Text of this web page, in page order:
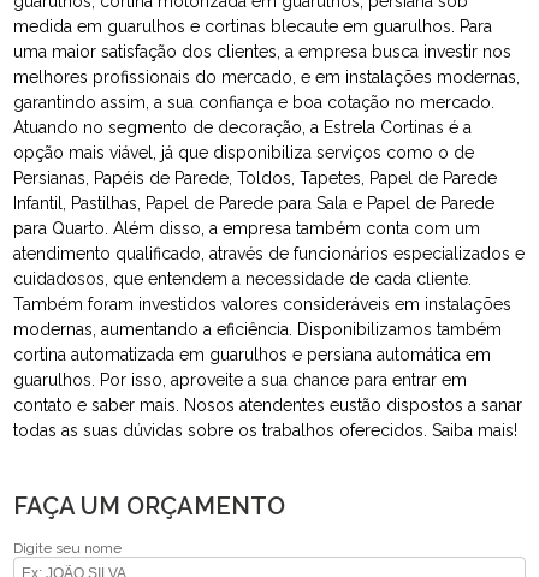
medida em guarulhos e cortinas blecaute em guarulhos. Para
uma maior satisfação dos clientes, a empresa busca investir nos
melhores profissionais do mercado, e em instalações modernas,
garantindo assim, a sua confiança e boa cotação no mercado.
Atuando no segmento de decoração, a Estrela Cortinas é a
opção mais viável, já que disponibiliza serviços como o de
Persianas, Papéis de Parede, Toldos, Tapetes, Papel de Parede
Infantil, Pastilhas, Papel de Parede para Sala e Papel de Parede
para Quarto. Além disso, a empresa também conta com um
atendimento qualificado, através de funcionários especializados e
cuidadosos, que entendem a necessidade de cada cliente.
Também foram investidos valores consideráveis em instalações
modernas, aumentando a eficiência. Disponibilizamos também
cortina automatizada em guarulhos e persiana automática em
guarulhos. Por isso, aproveite a sua chance para entrar em
contato e saber mais. Nosos atendentes eustão dispostos a sanar
todas as suas dúvidas sobre os trabalhos oferecidos. Saiba mais!
FAÇA UM ORÇAMENTO
Digite seu nome